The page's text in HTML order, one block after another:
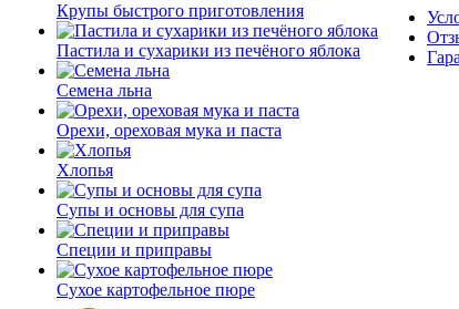
Крупы быстрого приготовления
Пастила и сухарики из печёного яблока
Семена льна
Орехи, ореховая мука и паста
Хлопья
Супы и основы для супа
Специи и приправы
Сухое картофельное пюре